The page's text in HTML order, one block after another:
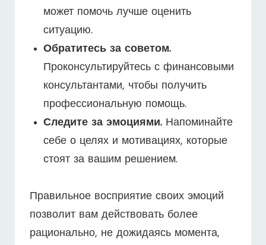
может помочь лучше оценить
ситуацию.
Обратитесь за советом.
Проконсультируйтесь с финансовыми
консультантами, чтобы получить
профессиональную помощь.
Следите за эмоциями.Напоминайте
себе о целях и мотивациях, которые
стоят за вашим решением.
Правильное восприятие своих эмоций
позволит вам действовать более
рационально, не дожидаясь момента,